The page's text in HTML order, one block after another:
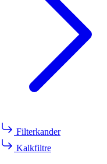
Filterkander
Kalkfiltre